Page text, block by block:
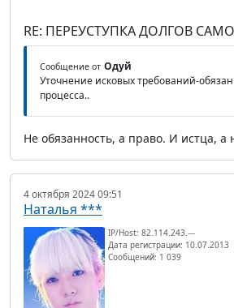
RE: ПЕРЕУСТУПКА ДОЛГОВ
Сообщение от Одуй
Уточнение исковых требований-
процесса..
Не обязанность, а право. И истца, а
4 октября 2024 09:51
Наталья ***
IP/Host: 82.114.243.---
Дата регистрации: 10.07.2013
Сообщений: 1 039